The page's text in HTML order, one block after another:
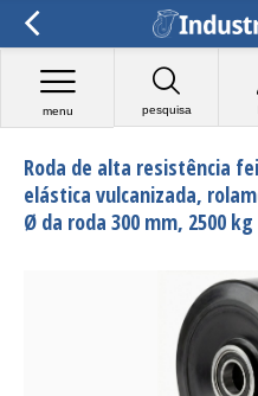
pesquisa
menu
Roda de alta resistência
elástica vulcanizada,
Ø da roda 300 mm, 2500 kg